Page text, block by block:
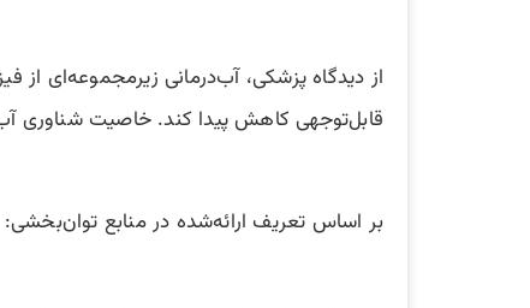
از دیدگاه پزشکی، آب‌درمانی زیرمجموعه‌ای
قابل‌توجهی کاهش پیدا کند. خاصیت شناوری آب می‌تواند تا ۷۰٪ از وزن بدن را کم کند؛ موضوعی که برای مفصل حساسی
بر اساس تعریف ارائه‌شده در منابع توان‌بخشی: